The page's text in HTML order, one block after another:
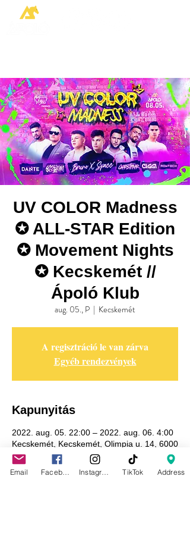
UV COLOR Madness
✪ ALL-STAR Edition
✪ Movement Nights
✪ Kecskemét //
Ápoló Klub
aug. 05., P
  |
Kecskemét
A regisztráció le van zárva
Egyéb rendezvények
Kapunyitás
2022. aug. 05. 22:00 – 2022. aug. 06. 4:00
Kecskemét, Kecskemét, Olimpia u. 14, 6000
Hungary
Email TikTok Address